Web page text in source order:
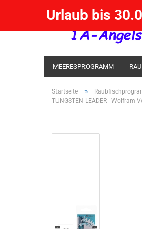
Urlaub bis
MEERESPROGRAMM
KESCHER / SENKE / GAFF
Startseite »
TUNGSTEN-LEADER - Wolfram